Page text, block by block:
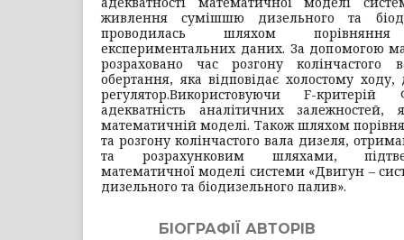
живлення сумішшю дизельного та
проводилась шляхом
експериментальних даних. За допомогою
розраховано час розгону
обертання, яка відповідає холостому
регулятор.Використовуючи F-критерій
адекватність аналітичних залежностей,
математичній моделі. Також шляхом
та розгону колінчастого вала дизеля,
та розрахунковим шляхами,
математичної моделі системи «Двигун –
дизельного та біодизельного палив».
БІОГРАФІЇ АВТОРІВ